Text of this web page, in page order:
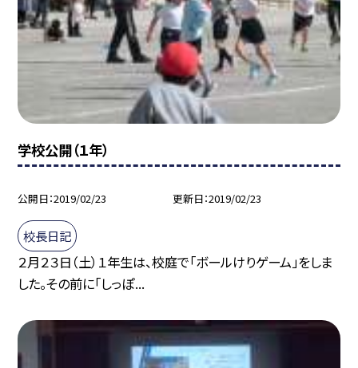
学校公開（１年）
公開日 2019/02/23 更新日 2019/02/23
校長日記
２月２３日（土）１年生は、校庭で「ボールけりゲーム」をしま
した。その前に「しっぽ...